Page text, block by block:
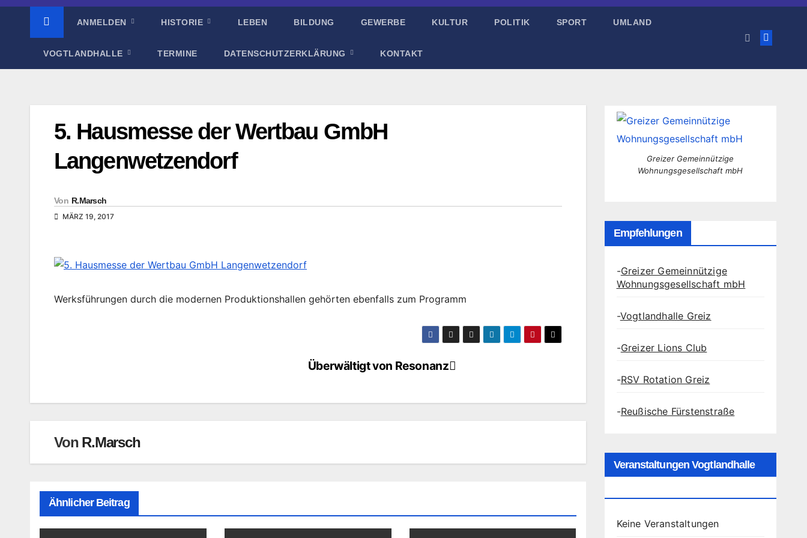
ANMELDEN HISTORIE LEBEN BILDUNG GEWERBE KULTUR POLITIK SPORT UMLAND
VOGTLANDHALLE TERMINE DATENSCHUTZERKLÄRUNG KONTAKT
5. Hausmesse der Wertbau GmbH
Langenwetzendorf
Von R.Marsch
MÄRZ 19, 2017
Werksführungen durch die modernen Produktionshallen gehörten ebenfalls zum Programm
Überwältigt von Resonanz
Von R.Marsch
Ähnlicher Beitrag
Greizer Gemeinnützige
Wohnungsgesellschaft mbH
Empfehlungen
-Greizer Gemeinnützige
Wohnungsgesellschaft mbH
-Vogtlandhalle Greiz
-Greizer Lions Club
-RSV Rotation Greiz
-Reußische Fürstenstraße
Veranstaltungen Vogtlandhalle
Keine Veranstaltungen